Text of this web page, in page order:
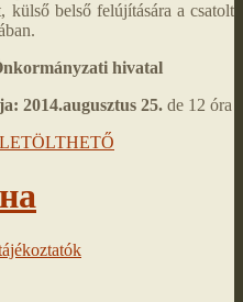
külső belső felújítására a csatolt
hivatal
2014.augusztus 25. de 12 óra